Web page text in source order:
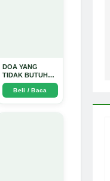
DOA YANG
TIDAK BUTUH
SINYAL: Kisah
Tiga Jiwa yang
Tersesat di Era AI
Beli / Baca